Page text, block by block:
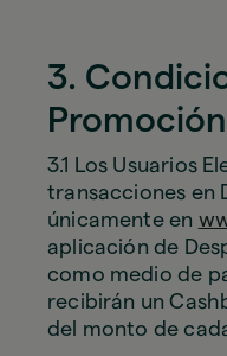
3.
Promoción
3.1 Los Usuarios
transacciones en
únicamente en
aplicación de
como medio de
recibirán un
del monto de